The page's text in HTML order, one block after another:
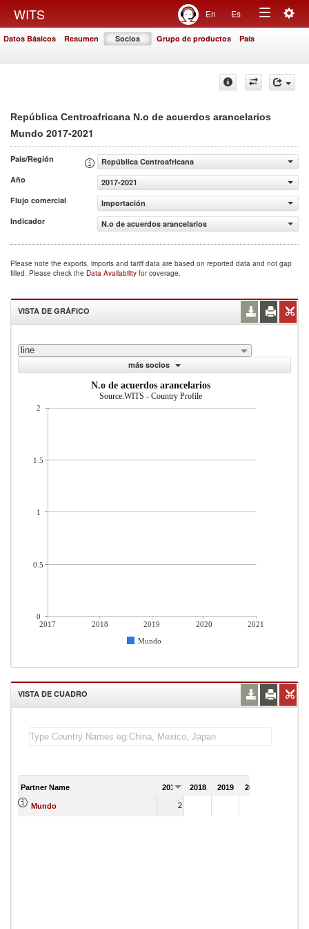
WITS En Es
Toggle
Datos Básicos Resumen Socios Grupo de productos País
República Centroafricana N.o de acuerdos arancelarios
Mundo 2017-2021
País/Región
República Centroafricana
Año
2017-2021
Flujo comercial
Importación
Indicador
N.o de acuerdos arancelarios
Please note the exports, imports and tariff data are based on reported data and not gap
filled. Please check the Data Availability for coverage.
VISTA DE GRÁFICO
line
más socios
N.o de acuerdos arancelarios
Source:WITS - Country Profile
2017 2018 2019 2020
2021
Mundo
2
1.5
1
0.5
0
VISTA DE CUADRO
Partner Name 2017 2018 2019 2020
Mundo 2